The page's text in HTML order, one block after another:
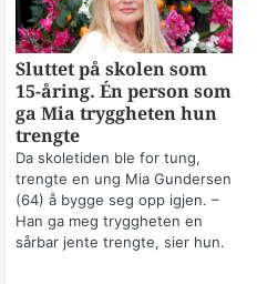
Sluttet på skolen som
15-åring. Én person som
ga Mia tryggheten hun
trengte
Da skoletiden ble for tung,
trengte en ung Mia Gundersen
(64) å bygge seg opp igjen. –
Han ga meg tryggheten en
sårbar jente trengte, sier hun.